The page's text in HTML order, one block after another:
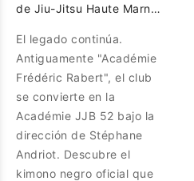
de Jiu-Jitsu Haute Marne
El legado continúa.
Antiguamente "Académie
Frédéric Rabert", el club
se convierte en la
Académie JJB 52 bajo la
dirección de Stéphane
Andriot. Descubre el
kimono negro oficial que